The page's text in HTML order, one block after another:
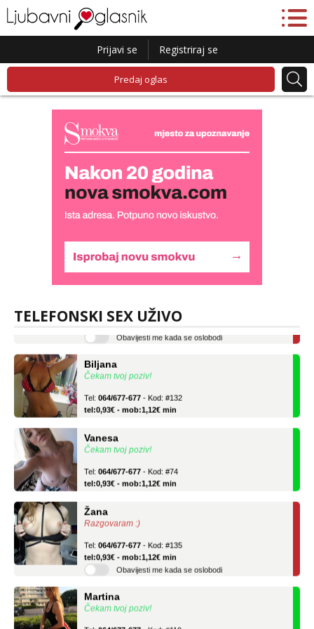
Prijavi se Registriraj se
Predaj oglas
TELEFONSKI SEX UŽIVO
tel:0,93€ - mob:1,12€ min
Čekam tvoj poziv!
tel:0,93€ - mob:1,12€ min
Čekam tvoj poziv!
tel:0,93€ - mob:1,12€ min
Razgovaram :)
tel:0,93€ - mob:1,12€ min
Obavijesti me kada se oslobodi
Čekam tvoj poziv!